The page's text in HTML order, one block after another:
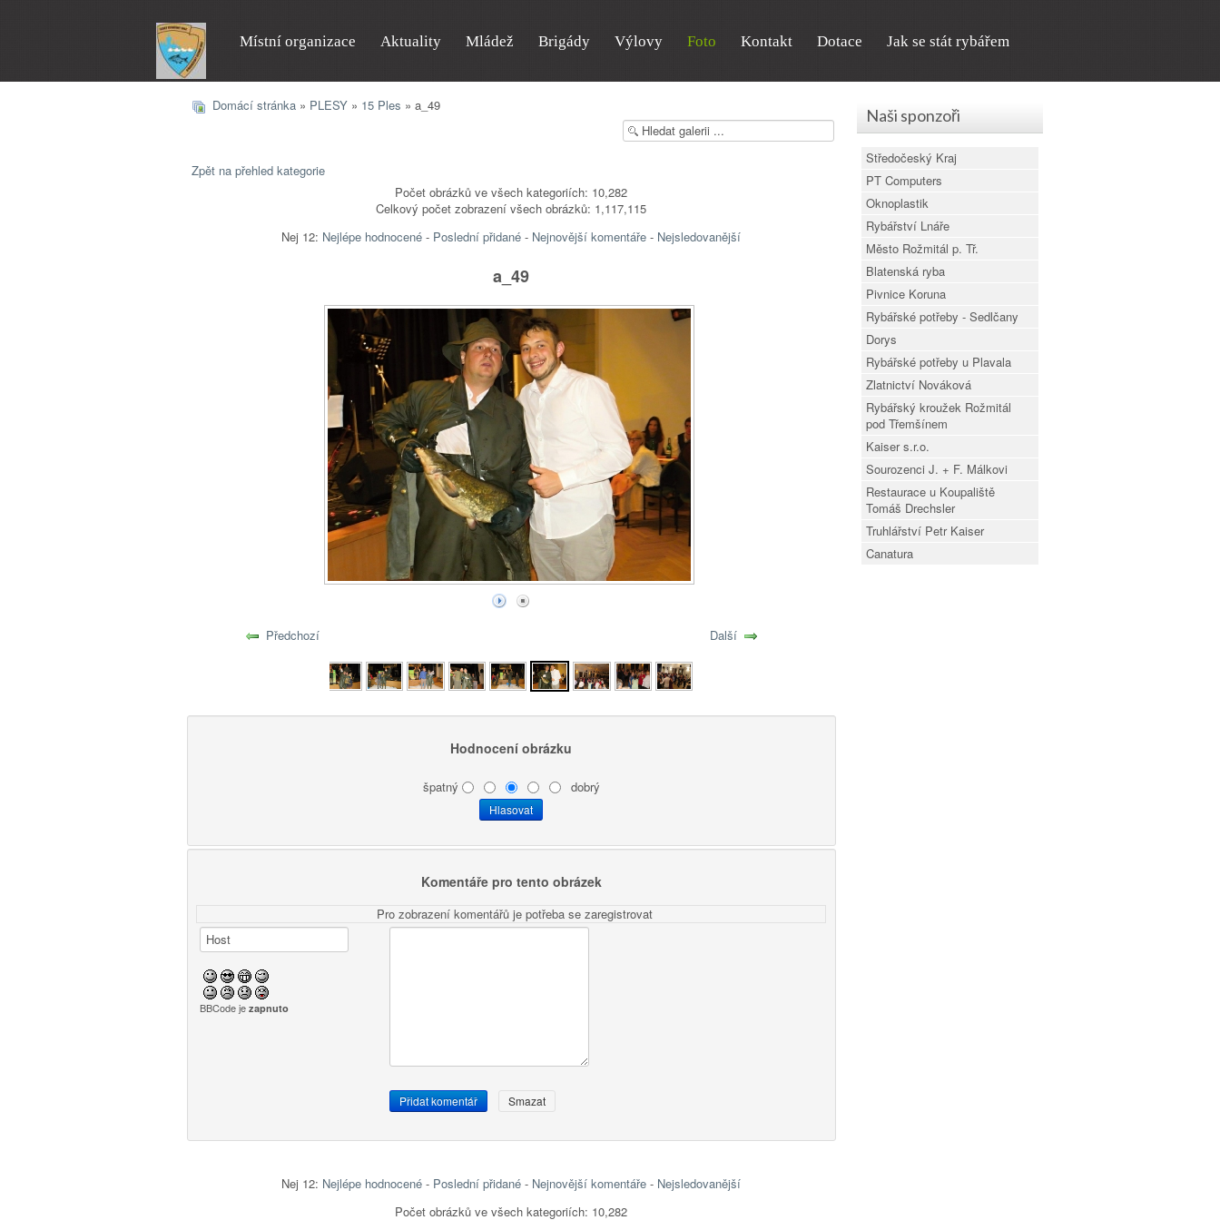
Místní organizace Aktuality Mládež Brigády Výlovy Foto Kontakt Dotace Jak se stát rybářem
Domácí stránka » PLESY » 15 Ples » a_49
Zpět na přehled kategorie
Počet obrázků ve všech kategoriích: 10,282
Celkový počet zobrazení všech obrázků: 1,117,115
Nej 12: Nejlépe hodnocené - Poslední přidané - Nejnovější komentáře - Nejsledovanější
a_49
Předchozí Další
Hodnocení obrázku
špatný dobrý
Komentáře pro tento obrázek
Pro zobrazení komentářů je potřeba se zaregistrovat
BBCode je zapnuto
Nej 12: Nejlépe hodnocené - Poslední přidané - Nejnovější komentáře - Nejsledovanější
Počet obrázků ve všech kategoriích: 10,282
Naši sponzoři
Středočeský Kraj
PT Computers
Oknoplastik
Rybářství Lnáře
Město Rožmitál p. Tř.
Blatenská ryba
Pivnice Koruna
Rybářské potřeby - Sedlčany
Dorys
Rybářské potřeby u Plavala
Zlatnictví Nováková
Rybářský kroužek Rožmitál
pod Třemšínem
Kaiser s.r.o.
Sourozenci J. + F. Málkovi
Restaurace u Koupaliště
Tomáš Drechsler
Truhlářství Petr Kaiser
Canatura